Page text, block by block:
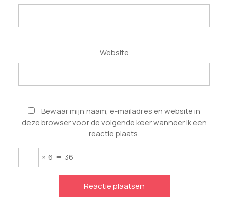
Website
Bewaar mijn naam, e-mailadres en website in
deze browser voor de volgende keer wanneer ik een
reactie plaats.
× 6 = 36